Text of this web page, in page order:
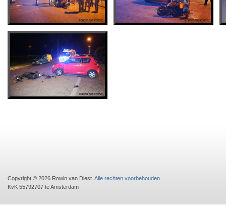
Copyright © 2026 Rowin van Diest. Alle rechten voorbehouden
KvK 55792707 te Amsterdam